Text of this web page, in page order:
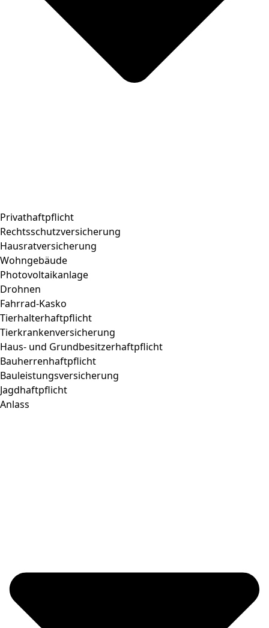
Privathaftpflicht
Rechtsschutzversicherung
Hausratversicherung
Wohngebäude
Photovoltaikanlage
Drohnen
Fahrrad-Kasko
Tierhalterhaftpflicht
Tierkrankenversicherung
Haus- und Grundbesitzerhaftpflicht
Bauherrenhaftpflicht
Bauleistungsversicherung
Jagdhaftpflicht
Anlass